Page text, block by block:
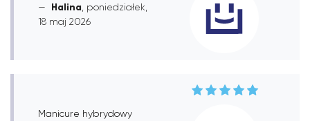
Halina , poniedziałek,
18 maj 2026
Manicure hybrydowy